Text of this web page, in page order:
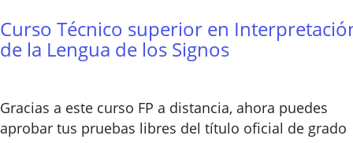
Curso Técnico superior en
de la Lengua de los Signos
Gracias a este curso FP a distancia, ahora puedes
aprobar tus pruebas libres del título oficial de grado